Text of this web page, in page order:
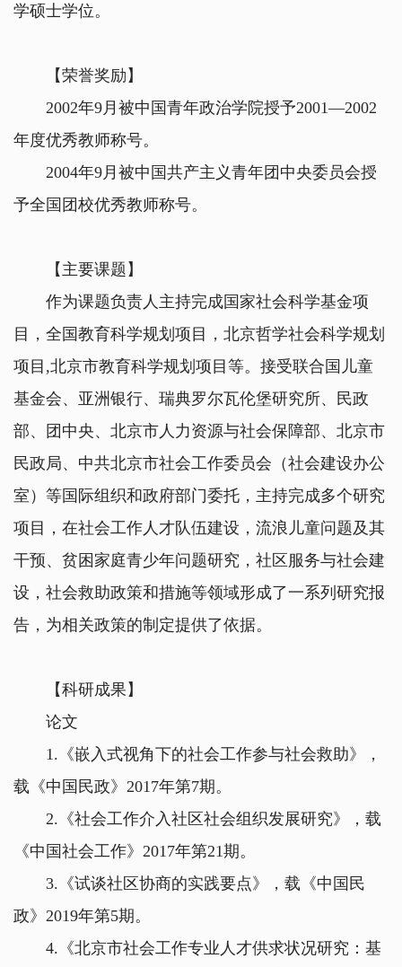
学硕士学位。
【荣誉奖励】
2002年9月被中国青年政治学院授予2001—2002
年度优秀教师称号。
2004年9月被中国共产主义青年团中央委员会授
予全国团校优秀教师称号。
【主要课题】
作为课题负责人主持完成国家社会科学基金项
目，全国教育科学规划项目，北京哲学社会科学规划
项目,北京市教育科学规划项目等。接受联合国儿童
基金会、亚洲银行、瑞典罗尔瓦伦堡研究所、民政
部、团中央、北京市人力资源与社会保障部、北京市
民政局、中共北京市社会工作委员会（社会建设办公
室）等国际组织和政府部门委托，主持完成多个研究
项目，在社会工作人才队伍建设，流浪儿童问题及其
干预、贫困家庭青少年问题研究，社区服务与社会建
设，社会救助政策和措施等领域形成了一系列研究报
告，为相关政策的制定提供了依据。
【科研成果】
论文
1.《嵌入式视角下的社会工作参与社会救助》，
载《中国民政》2017年第7期。
2.《社会工作介入社区社会组织发展研究》，载
《中国社会工作》2017年第21期。
3.《试谈社区协商的实践要点》，载《中国民
政》2019年第5期。
4.《北京市社会工作专业人才供求状况研究：基